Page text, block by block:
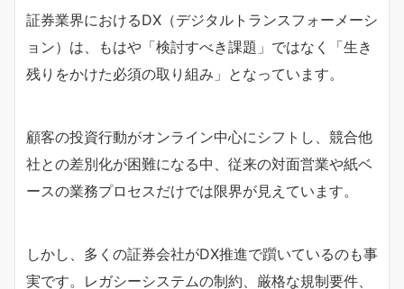
証券業界におけるDX（デジタルトランスフォーメーシ
ョン）は、もはや「検討すべき課題」ではなく「生き
残りをかけた必須の取り組み」となっています。
顧客の投資行動がオンライン中心にシフトし、競合他
社との差別化が困難になる中、従来の対面営業や紙ベ
ースの業務プロセスだけでは限界が見えています。
しかし、多くの証券会社がDX推進で躓いているのも事
実です。レガシーシステムの制約、厳格な規制要件、